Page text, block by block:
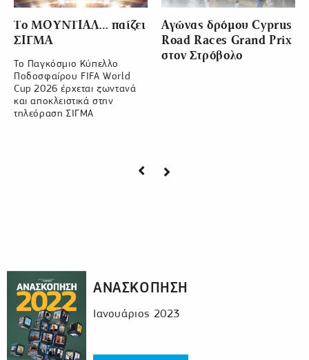
Το ΜΟΥΝΤΙΑΛ… παίζει
ΣΙΓΜΑ
Το Παγκόσμιο Κύπελλο
Ποδοσφαίρου FIFA World
Cup 2026 έρχεται ζωντανά
και αποκλειστικά στην
τηλεόραση ΣΙΓΜΑ
Αγώνας δρόμου Cyprus
Road Races Grand Prix
στον Στρόβολο
Previous page
Next page
ΑΝΑΣΚΟΠΗΣΗ
Ιανουάριος 2023